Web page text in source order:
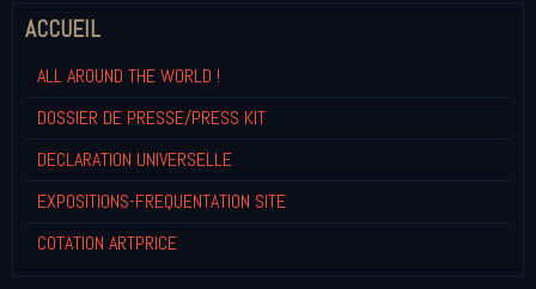
ACCUEIL
ALL AROUND THE WORLD !
DOSSIER DE PRESSE/PRESS KIT
DECLARATION UNIVERSELLE
EXPOSITIONS-FREQUENTATION SITE
COTATION ARTPRICE